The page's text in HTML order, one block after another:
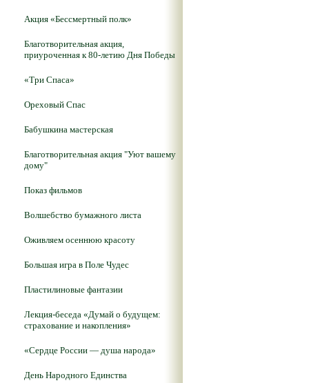
Акция «Бессмертный полк»
Благотворительная акция,
приуроченная к 80-летию Дня Победы
«Три Спаса»
Ореховый Спас
Бабушкина мастерская
Благотворительная акция "Уют вашему
дому"
Показ фильмов
Волшебство бумажного листа
Оживляем осеннюю красоту
Большая игра в Поле Чудес
Пластилиновые фантазии
Лекция-беседа «Думай о будущем:
страхование и накопления»
«Сердце России — душа народа»
День Народного Единства